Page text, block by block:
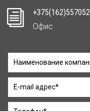
i
+375(162)557052
Офис